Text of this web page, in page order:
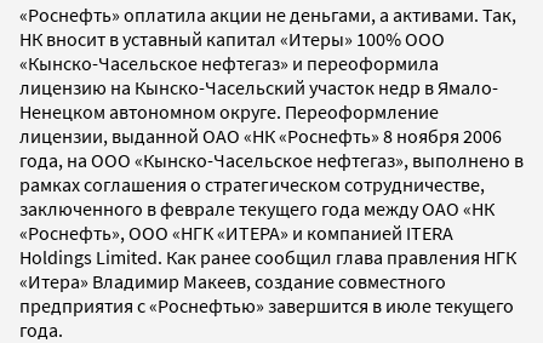
«Роснефть» оплатила акции не деньгами, а активами. Так,
НК вносит в уставный капитал «Итеры» 100% ООО
«Кынско-Часельское нефтегаз» и переоформила
лицензию на Кынско-Часельский участок недр в Ямало-
Ненецком автономном округе. Переоформление
лицензии, выданной ОАО «НК «Роснефть» 8 ноября 2006
года, на ООО «Кынско-Часельское нефтегаз», выполнено в
рамках соглашения о стратегическом сотрудничестве,
заключенного в феврале текущего года между ОАО «НК
«Роснефть», ООО «НГК «ИТЕРА» и компанией ITERA
Holdings Limited. Как ранее сообщил глава правления НГК
«Итера» Владимир Макеев, создание совместного
предприятия с «Роснефтью» завершится в июле текущего
года.